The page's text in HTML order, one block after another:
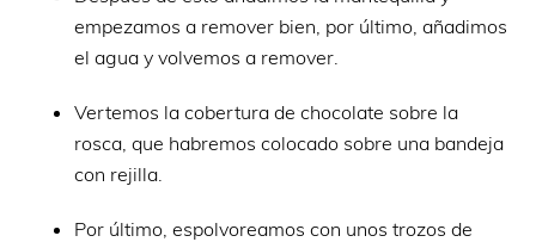
empezamos a remover bien, por último, añadimos
el agua y volvemos a remover.
Vertemos la cobertura de chocolate sobre la
rosca, que habremos colocado sobre una bandeja
con rejilla.
Por último, espolvoreamos con unos trozos de